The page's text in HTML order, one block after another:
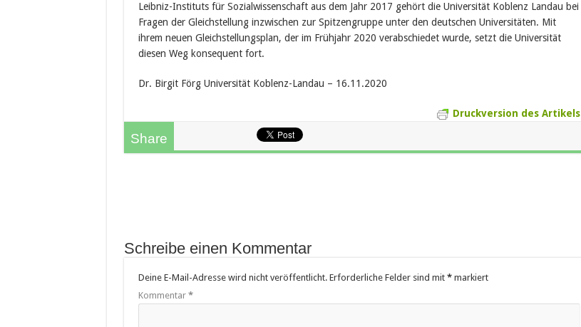
Leibniz-Instituts für Sozialwissenschaft aus dem Jahr 2017 gehört die Universität Koblenz Landau bei
Fragen der Gleichstellung inzwischen zur Spitzen­gruppe unter den deutschen Universitäten. Mit
ihrem neuen Gleichstellungsplan, der im Frühjahr 2020 verabschiedet wurde, setzt die Universität
diesen Weg konsequent fort.
Dr. Birgit Förg Universität Koblenz-Landau – 16.11.2020
Druckversion des Artikels
Share
Schreibe einen Kommentar
Deine E-Mail-Adresse wird nicht veröffentlicht. Erforderliche Felder sind mit *markiert
Kommentar *